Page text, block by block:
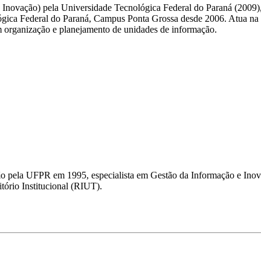
pela Universidade Tecnológica Federal do Paraná
Federal do Paraná, Campus Ponta Grossa desde 2006. Atua
e planejamento de unidades de informação.
UFPR em 1995, especialista em Gestão da Informação e
Institucional (RIUT).